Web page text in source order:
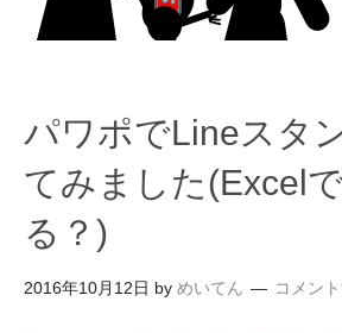
パワポでLineスタ
てみました(Excel
る？)
2016年10月12日 by めいてん コメン